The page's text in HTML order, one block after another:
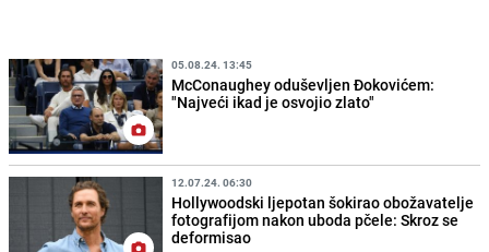
05.08.24. 13:45
McConaughey oduševljen Đokovićem:
"Najveći ikad je osvojio zlato"
12.07.24. 06:30
Hollywoodski ljepotan šokirao obožavatelje
fotografijom nakon uboda pčele: Skroz se
deformisao